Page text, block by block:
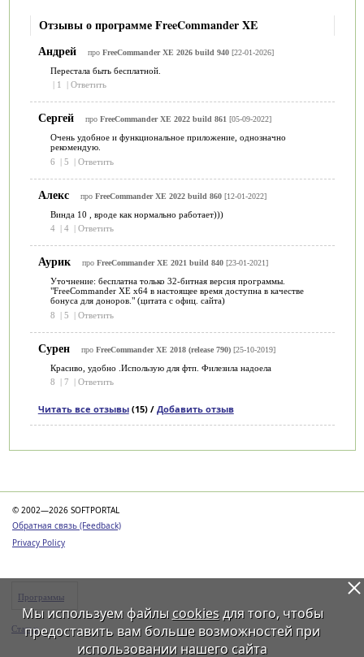
Отзывы о программе FreeCommander XE
Андрей
про FreeCommander XE 2026 build 940[22-01-2026]
Перестала быть бесплатной.
1 Ответить
Сергей про FreeCommander XE 2022 build 861[05-09-2022]
Очень удобное и функциональное приложение, однозначно
рекомендую.
6
| 5 | Ответить
Алекс про FreeCommander XE 2022 build 860[12-01-2022]
Винда 10 , вроде как нормально работает)))
4
4 Ответить
Аурик про FreeCommander XE 2021 build 840[23-01-2021]
Уточнение: бесплатна только 32-битная версия программы.
"FreeCommander XE x64 в настоящее время доступна в качестве
бонуса для доноров." (цитата с офиц. сайта)
8
| 5 | Ответить
Сурен про FreeCommander XE 2018 (release 790)[25-10-2019]
Красиво, удобно .Использую для фтп. Филезила надоела
8
7 Ответить
Читать все отзывы(15) / Добавить отзыв
© 2002—2026 SOFTPORTAL
Обратная связь (Feedback)
Privacy Policy
Программы
Статьи
Мы используем файлы cookiesдля того, чтобы
предоставить вам больше возможностей при
использовании нашего сайта